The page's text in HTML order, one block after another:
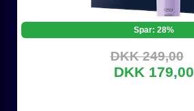
Spar: 28%
DKK 249,00
DKK 179,00